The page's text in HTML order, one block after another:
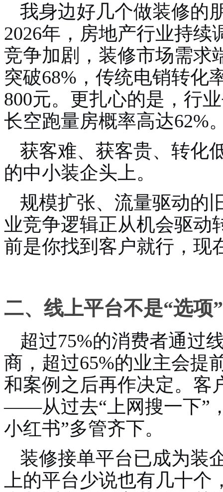
我身边好几个做装修的
2026年，房地产行业持
竞争加剧，装修市场需求
突破68%，传统电销转化
800元。更扎心的是，行
长空跑量房概率高达62%
获客难、获客贵、转
的中小装企头上。
规模扩张、流量驱动的
业竞争逻辑正从机会驱动
前是你找到客户就行，现
二、线上平台不是“选项
超过75%的消费者通过
商，超过65%的业主会提
和案例之后再作决定。 客
——从过去“上网搜一下”
小红书”多管齐下。
装修接单平台已成为装
上的平台少说也有几十